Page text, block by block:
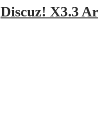
Discuz! X3.3